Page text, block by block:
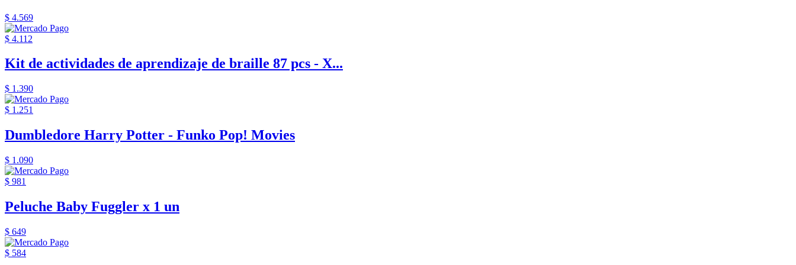
$ 4.569
$ 4.112
Kit de actividades de aprendizaje de braille 87 pcs - X...
$ 1.390
$ 1.251
Dumbledore Harry Potter - Funko Pop! Movies
$ 1.090
$ 981
Peluche Baby Fuggler x 1 un
$ 649
$ 584